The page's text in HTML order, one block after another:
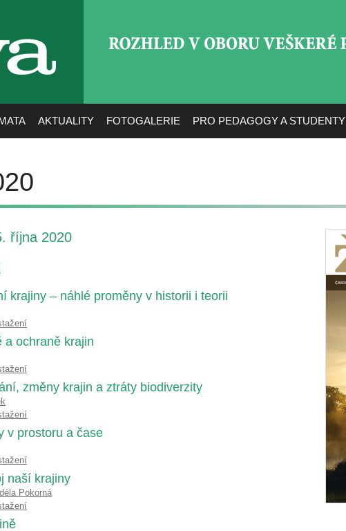
AKTUALITY FOTOGALERIE PRO PEDAGOGY A STUDENTY
října 2020
krajiny – náhlé proměny v historii i teorii
a ochraně krajin
změny krajin a ztráty biodiverzity
v prostoru a čase
naší krajiny
Pokorná